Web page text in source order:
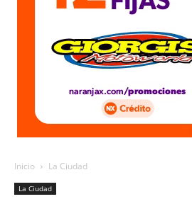
Inicio La Ciudad
La Ciudad